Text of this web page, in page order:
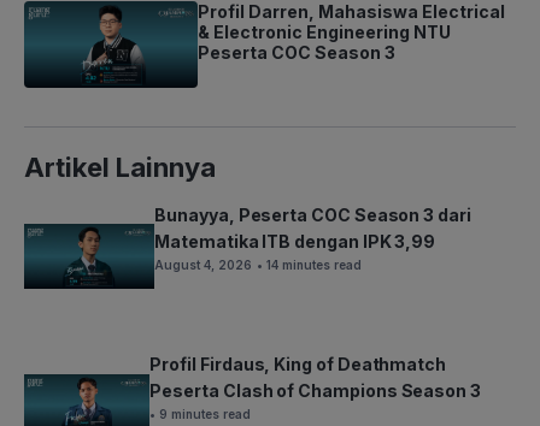
Profil Darren, Mahasiswa Electrical
& Electronic Engineering NTU
Peserta COC Season 3
Artikel Lainnya
Bunayya, Peserta COC Season 3 dari
Matematika ITB dengan IPK 3,99
August 4, 2026 • 14 minutes read
Profil Firdaus, King of Deathmatch
Peserta Clash of Champions Season 3
• 9 minutes read